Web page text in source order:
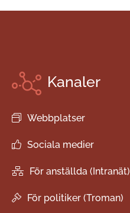
Kanaler
Webbplatser
Sociala medier
För anställda (Intranät)
För politiker (Troman)